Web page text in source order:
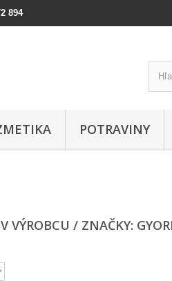
894
POTRAVINY
VÝROBCU / ZNAČKY: